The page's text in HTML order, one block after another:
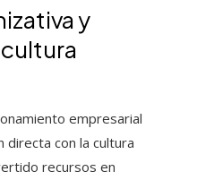
y
empresarial
directa con la cultura
recursos en